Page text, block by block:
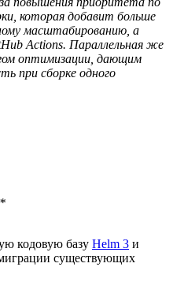
которая добавит больше
масштабированию, а
Actions. Параллельная же
оптимизации, дающим
при сборке одного
кодовую базу Helm 3 и
существующих